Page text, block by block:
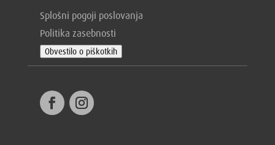
Splošni pogoji poslovanja
Politika zasebnosti
Obvestilo o piškotkih